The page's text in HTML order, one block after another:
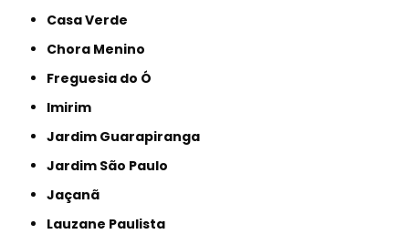
Casa Verde
Chora Menino
Freguesia do Ó
Imirim
Jardim Guarapiranga
Jardim São Paulo
Jaçanã
Lauzane Paulista